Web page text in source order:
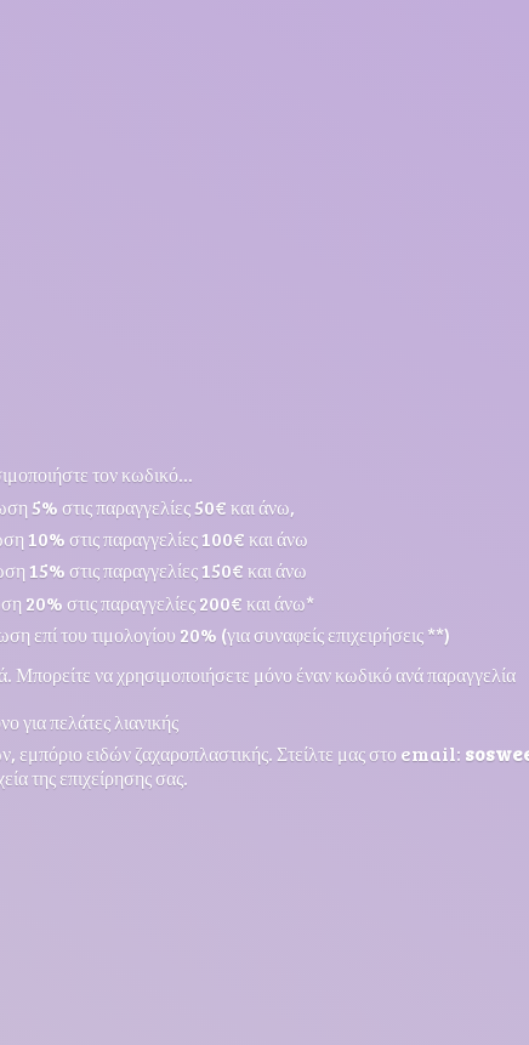
τον κωδικό...
5% στις παραγγελίες 50€ και άνω,
10% στις παραγγελίες 100€ και άνω
15% στις παραγγελίες 150€ και άνω
20% στις παραγγελίες 200€ και άνω*
επί του τιμολογίου 20% (για συναφείς επιχειρήσεις **)
να χρησιμοποιήσετε μόνο έναν κωδικό ανά παραγγελία
για πελάτες λιανικής
ειδών ζαχαροπλαστικής. Στείλτε μας στο email:
της επιχείρησης σας.